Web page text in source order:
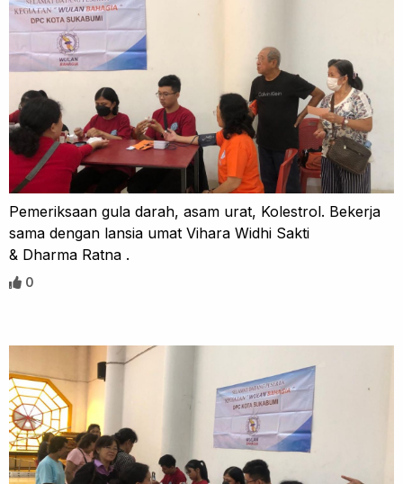
Pemeriksaan gula darah, asam urat, Kolestrol. Bekerja
sama dengan lansia umat Vihara Widhi Sakti
& Dharma Ratna .
0